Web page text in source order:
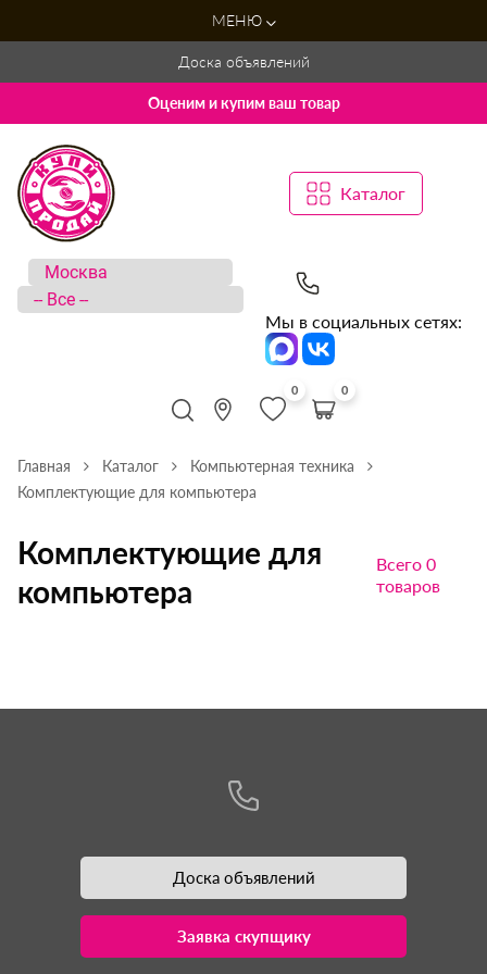
МЕНЮ
Доска объявлений
Оценим и купим ваш товар
Каталог
Мы в социальных сетях:
0 0
Главная Каталог
Компьютерная техника
Комплектующие для компьютера
Комплектующие для
компьютера
Всего 0
товаров
Доска объявлений
Заявка скупщику